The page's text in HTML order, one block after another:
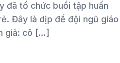
đã tổ chức buổi tập huấn
Đây là dịp để đội ngũ giáo
giả: cô […]